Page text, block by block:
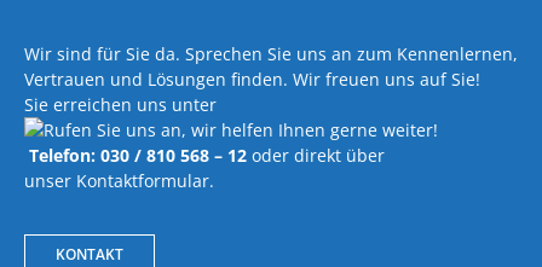
Wir sind für Sie da. Sprechen Sie uns an zum Kennenlernen,
Vertrauen und Lösungen finden. Wir freuen uns auf Sie!
Sie erreichen uns unter
Telefon: 030 / 810 568 – 12 oder direkt über
unser Kontaktformular.
KONTAKT